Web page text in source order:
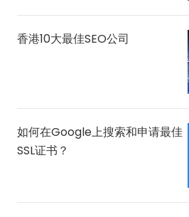
香港10大最佳SEO公司
如何在Google上搜索和申请最佳
SSL证书？